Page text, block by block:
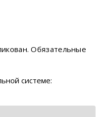
Обязательные
системе: